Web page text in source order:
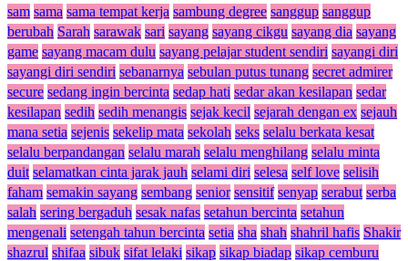
sam sama sama tempat kerja sambung degree sanggup sanggup
berubah Sarah sarawak sari sayang sayang cikgu sayang dia sayang
game sayang macam dulu sayang pelajar student sendiri sayangi diri
sayangi diri sendiri sebanarnya sebulan putus tunang secret admirer
secure sedang ingin bercinta sedap hati sedar akan kesilapan sedar
kesilapan sedih sedih menangis sejak kecil sejarah dengan ex sejauh
mana setia sejenis sekelip mata sekolah seks selalu berkata kesat
selalu berpandangan selalu marah selalu menghilang selalu minta
duit selamatkan cinta jarak jauh selami diri selesa self love selisih
faham semakin sayang sembang senior sensitif senyap serabut serba
salah sering bergaduh sesak nafas setahun bercinta setahun
mengenali setengah tahun bercinta setia sha shah shahril hafis Shakir
shazrul shifaa sibuk sifat lelaki sikap sikap biadap sikap cemburu